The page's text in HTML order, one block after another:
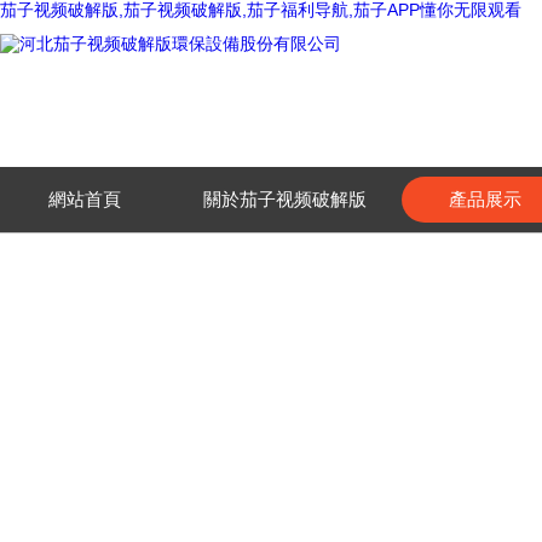
茄子视频破解版,茄子视频破解版,茄子福利导航,茄子APP懂你无限观看
網站首頁 關於茄子视频破解版 產品展示